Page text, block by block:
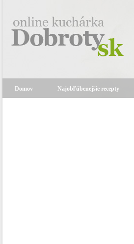
Domov Najobľúbenejšie recepty